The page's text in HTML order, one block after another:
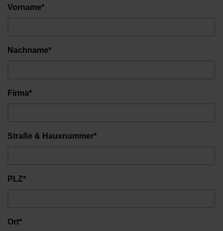
Vorname*
Nachname*
Firma*
Straße & Hausnummer*
PLZ*
Ort*